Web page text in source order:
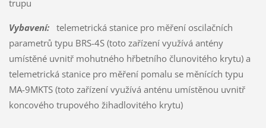
trupu
Vybavení:telemetrická stanice pro měření oscilačních
parametrů typu BRS-4S (toto zařízení využívá antény
umístěné uvnitř mohutného hřbetního člunovitého krytu) a
telemetrická stanice pro měření pomalu se měnících typu
MA-9MKTS (toto zařízení využívá anténu umístěnou uvnitř
koncového trupového žihadlovitého krytu)